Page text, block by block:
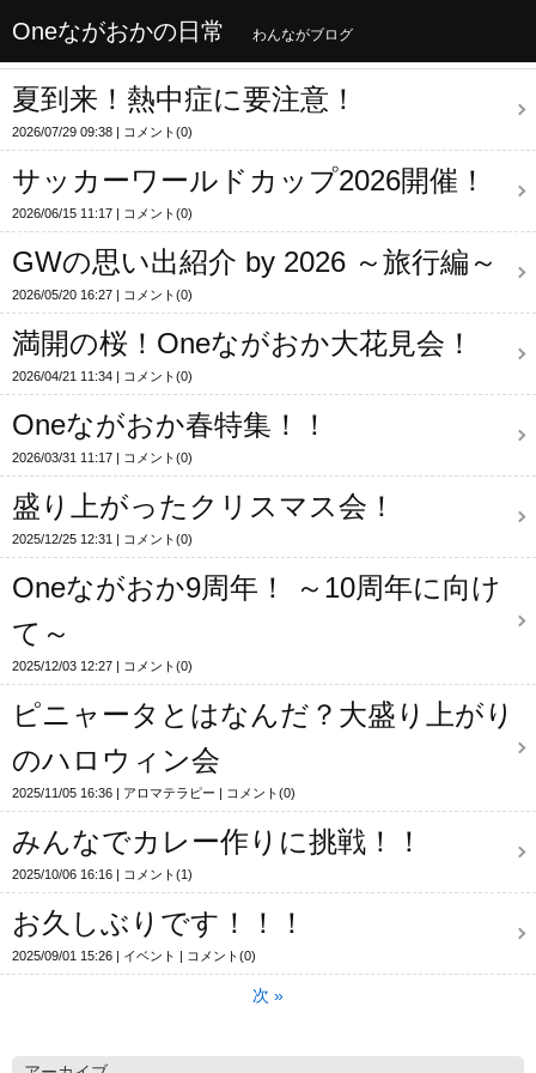
Oneながおかの日常 わんながブログ
夏到来！熱中症に要注意！
2026/07/29 09:38 コメント(0)
サッカーワールドカップ2026開催！
2026/06/15 11:17 コメント(0)
GWの思い出紹介 by 2026 ～旅行編～
2026/05/20 16:27 コメント(0)
満開の桜！Oneながおか大花見会！
2026/04/21 11:34 コメント(0)
Oneながおか春特集！！
2026/03/31 11:17 コメント(0)
盛り上がったクリスマス会！
2025/12/25 12:31 コメント(0)
Oneながおか9周年！ ～10周年に向け
て～
2025/12/03 12:27 コメント(0)
ピニャータとはなんだ？大盛り上がり
のハロウィン会
2025/11/05 16:36 アロマテラピー コメント(0)
みんなでカレー作りに挑戦！！
2025/10/06 16:16 コメント(1)
お久しぶりです！！！
2025/09/01 15:26 イベント コメント(0)
次 »